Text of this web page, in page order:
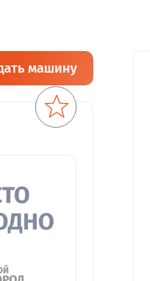
машину